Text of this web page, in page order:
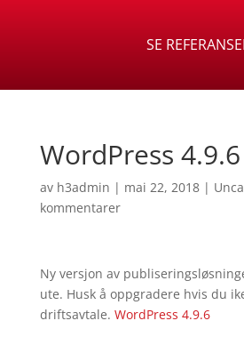
SE
WordPress 4.9.6
av h3admin | mai 22, 2018|
kommentarer
Ny versjon av
ute. Husk å oppgradere hvis du
driftsavtale. WordPress 4.9.6